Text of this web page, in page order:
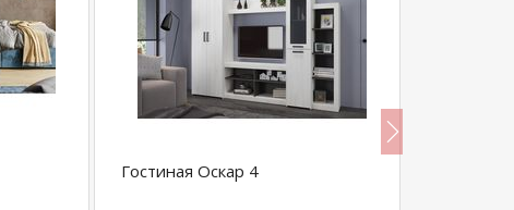
Гостиная Оскар 4